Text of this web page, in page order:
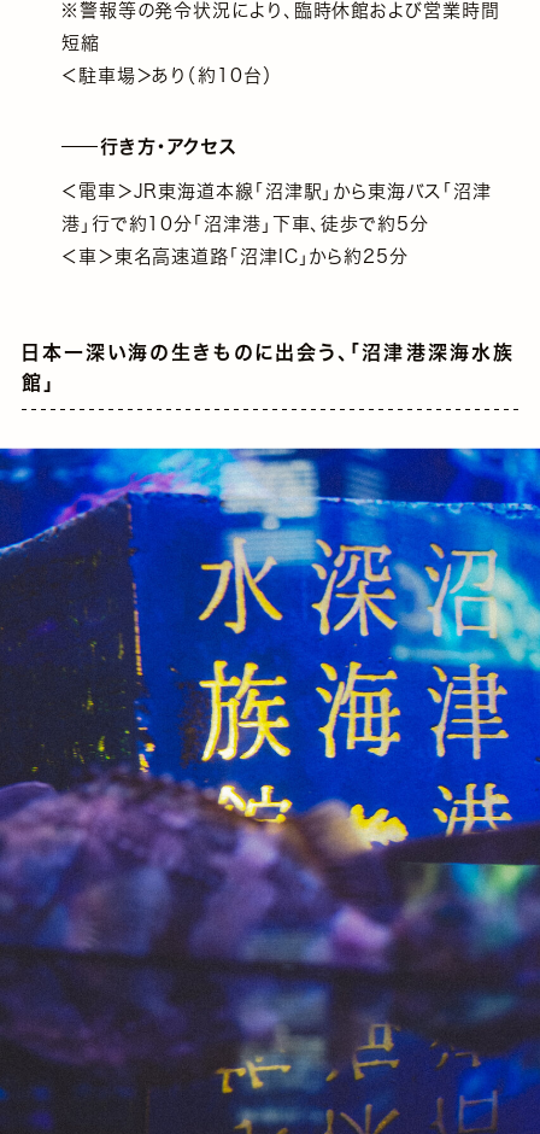
※警報等の発令状況により、臨時休館および営業時間
短縮
＜駐車場＞あり（約10台）
行き方・アクセス
＜電車＞JR東海道本線「沼津駅」から東海バス「沼津
港」行で約10分「沼津港」下車、徒歩で約5分
＜車＞東名高速道路「沼津IC」から約25分
日本一深い海の生きものに出会う、「沼津港深海水族
館」